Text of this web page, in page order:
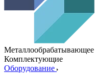
Комплектующие
Оборудование